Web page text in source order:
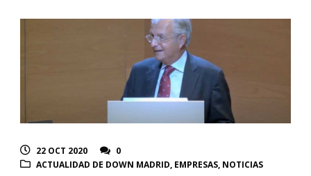
22 OCT 2020
0
ACTUALIDAD DE DOWN MADRID, EMPRESAS, NOTICIAS